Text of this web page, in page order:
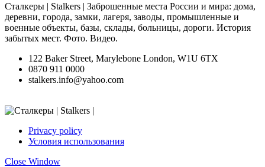
Сталкеры | Stalkers | Заброшенные места России и мира: дома,
деревни, города, замки, лагеря, заводы, промышленные и
военные объекты, базы, склады, больницы, дороги. История
забытых мест. Фото. Видео.
122 Baker Street, Marylebone London, W1U 6TX
0870 911 0000
stalkers.info@yahoo.com
Privacy policy
Условия использования
Close Window